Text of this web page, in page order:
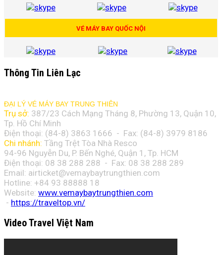
VÉ MÁY BAY QUỐC NỘI
Thông Tin Liên Lạc
ĐẠI LÝ VÉ MÁY BAY TRUNG THIÊN
Trụ sở: 387/23 Cách Mạng Tháng 8, Phường 13, Quận 10,
Tp. Hồ Chí Minh
Điện thoại: (84-8) 3863 1666 - Fax: (84-8) 3979 8186
Chi nhánh: Tầng Trệt Tòa Nhà Resco
94-96 Nguyễn Du, P. Bến Nghé, Quận 1, Tp. HCM
Điện thoại: 08 38 288 288 - Fax: 08 38 288 289
Email: airticket@vemaybaytrungthien.com
Hotline: +84 93 88888 18
Website: www.vemaybaytrungthien.com
- https://traveltop.vn/
Video Travel Việt Nam